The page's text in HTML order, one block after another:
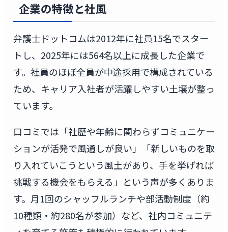
企業の特徴と社風
弁護士ドットコムは2012年に社員15名でスター
トし、2025年には564名以上に成長した企業で
す。社員のほぼ全員が中途採用で構成されている
ため、キャリア入社者が活躍しやすい土壌が整っ
ています。
口コミでは「社歴や年齢に関わらずコミュニケー
ションが活発で風通しが良い」「新しいものを取
り入れていこうという風土があり、手を挙げれば
挑戦する機会をもらえる」という声が多くありま
す。月1回のシャッフルランチや部活動制度（約
10種類・約280名が参加）など、社内コミュニテ